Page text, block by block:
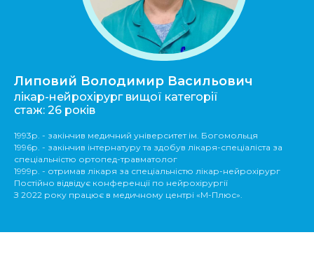
Липовий Володимир Васильович
лікар-нейрохірург вищої категорії
стаж: 26 років
1993р. - закінчив медичний університет ім. Богомольця
1996р. - закінчив інтернатуру та здобув лікаря-спеціаліста за
спеціальністю ортопед-травматолог
1999р. - отримав лікаря за спеціальністю лікар-нейрохірург
Постійно відвідує конференції по нейрохірургії
З 2022 року працює в медичному центрі «М-Плюс».